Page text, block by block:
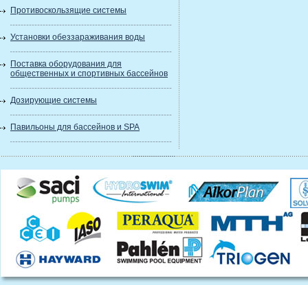
Противоскользящие системы
Установки обеззараживания воды
Поставка оборудования для
общественных и спортивных бассейнов
Дозирующие системы
Павильоны для бассейнов и SPA